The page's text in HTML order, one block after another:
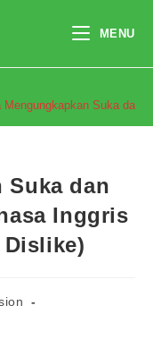
MENU
Mengungkapkan Suka dan
Suka dan
Inggris